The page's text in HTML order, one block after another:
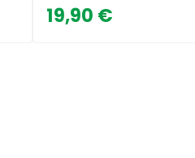
19,90 €